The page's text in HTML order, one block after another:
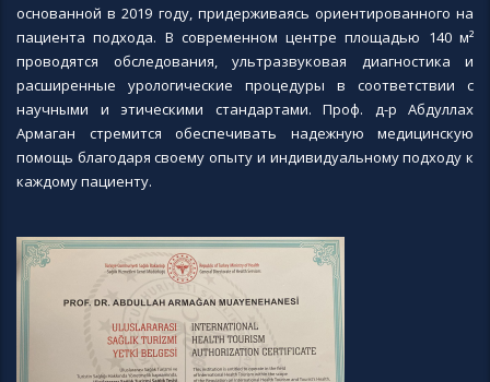
основанной в 2019 году, придерживаясь ориентированного на
пациента подхода. В современном центре площадью 140 м²
проводятся обследования, ультразвуковая диагностика и
расширенные урологические процедуры в соответствии с
научными и этическими стандартами. Проф. д-р Абдуллах
Армаган стремится обеспечивать надежную медицинскую
помощь благодаря своему опыту и индивидуальному подходу к
каждому пациенту.